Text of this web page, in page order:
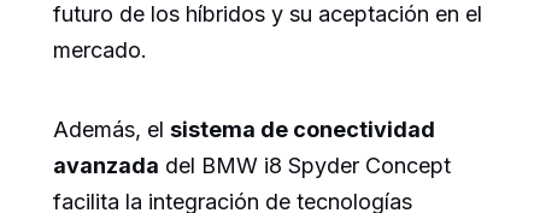
futuro de los híbridos y su aceptación en el
mercado.
Además, el sistema de conectividad
avanzada del BMW i8 Spyder Concept
facilita la integración de tecnologías